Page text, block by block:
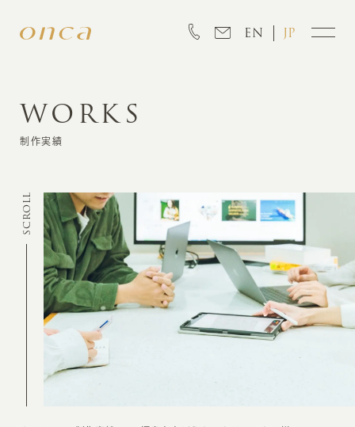
EN JP
INFORMATION
CREATION
MARKETING
WORKS
制作実績
SCROLL